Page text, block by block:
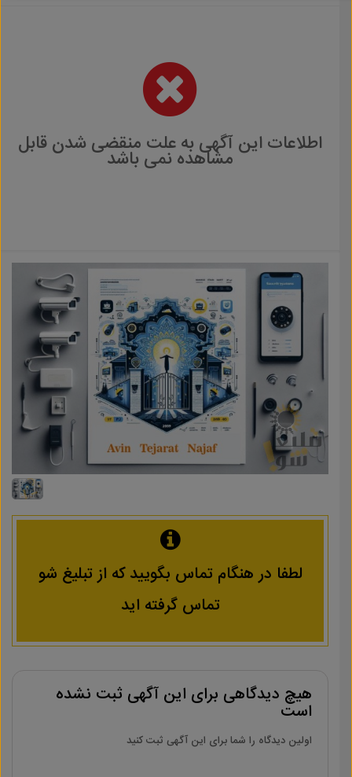
اطلاعات این آگهی به علت منقضی شدن قابل
مشاهده نمی باشد
لطفا در هنگام تماس بگویید که از تبلیغ شو
تماس گرفته اید
هیچ دیدگاهی برای این آگهی ثبت نشده
است
اولین دیدگاه را شما برای این آگهی ثبت کنید